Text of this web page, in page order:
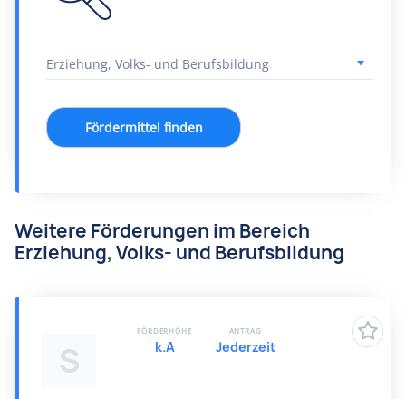
Fördermittel finden
Weitere Förderungen im Bereich
Erziehung, Volks- und Berufsbildung
S
FÖRDERHÖHE
k.A
ANTRAG
Jederzeit